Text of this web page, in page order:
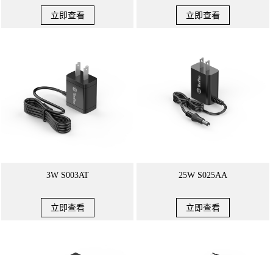
立即查看 立即查看
3W S003AT
立即查看
25W S025AA
立即查看